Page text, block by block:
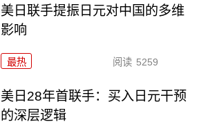
美日联手提振日元对中国的多维
影响
最热 阅读 5259
美日28年首联手：买入日元干预
的深层逻辑